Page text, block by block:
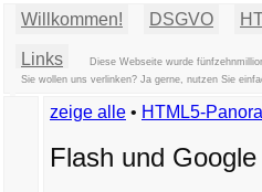
Willkommen! DSGVO
Links
Diese Webseite wurde
Sie wollen uns verlinken? Ja gerne, nutzen Sie
zeige alle • HTML5-
Flash und